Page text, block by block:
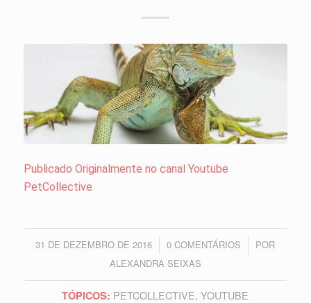
Publicado Originalmente no canal Youtube
PetCollective
31 DE DEZEMBRO DE 2016
/ 0 COMENTÁRIOS
/
POR
ALEXANDRA SEIXAS
TÓPICOS: PETCOLLECTIVE,YOUTUBE